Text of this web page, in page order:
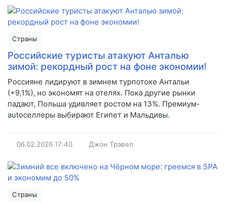
Страны
Российские туристы атакуют Анталью
зимой: рекордный рост на фоне экономии!
Россияне лидируют в зимнем турпотоке Антальи
(+9,1%), но экономят на отелях. Пока другие рынки
падают, Польша удивляет ростом на 13%. Премиум-
autoселлеры выбирают Египет и Мальдивы.
06.02.2026 17:40 Джон Трэвел
Страны